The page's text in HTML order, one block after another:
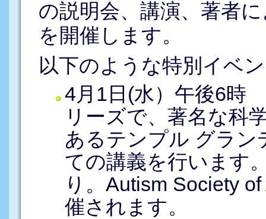
の説明会、講演、著者
を開催します。
以下のような特別イベ
4月1日(水）午後6時
リーズで、著名な科
あるテンプル グラン
ての講義を行いま
り。Autism Society
催されます。